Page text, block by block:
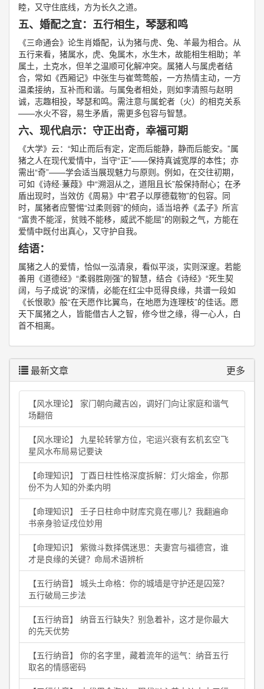
睦，又守住底线，方为长久之道。
五、婚配之宜：五行相生，琴瑟和鸣
《三命通会》论生肖婚配，认为猪与虎、兔、羊最为相合。从
五行来看，猪属水，虎、兔属木，水生木，故能相生相助；羊
属土，土克水，但羊之温顺可化解冲突。属猪人与属虎者结
合，常如《西厢记》中张生与崔莺莺般，一方热情主动，一方
温柔接纳，互补而和谐。与属兔者相处，则如李清照与赵明
诚，志趣相投，琴瑟和鸣。需注意与属蛇者（火）的相克关系
——水火不容，易生矛盾，需更多包容与智慧。
六、现代启示：守正出奇，幸福可期
《大学》云：“知止而后有定，定而后能静，静而后能安。”属
猪之人在现代爱情中，当守“正”——保持真诚宽厚的本性；亦
需出“奇”——学会适当展现魅力与原则。例如，在交往初期，
可如《诗经·蒹葭》中“溯洄从之，道阻且长”般保持耐心；在矛
盾出现时，当效仿《周易》中“君子以厚德载物”的包容。同
时，属猪者应警惕“过柔则弱”的倾向，适当培养《孟子》所言
“富贵不能淫，贫贱不能移，威武不能屈”的刚毅之气，方能在
爱情中既付出真心，又守护自我。
结语：
属猪之人的爱情，恰似一泓清泉，看似平淡，实则深邃。若能
善用《道德经》“柔弱胜刚强”的智慧，结合《诗经》“死生契
阔，与子成说”的深情，必能在红尘中觅得良缘，共谱一段如
《长恨歌》般“在天愿作比翼鸟，在地愿为连理枝”的佳话。愿
天下属猪之人，皆能借古人之智，修今世之缘，得一心人，白
首不相离。
最新文章 更多
【风水理论】 家门朝向藏吉凶，调好门向让家庭和谐气
场翻倍
【风水理论】 九星轮转掌方位，宅运兴衰有玄机玄空飞
星风水布局易记要诀
【命理知识】 丁酉日柱性格深度拆解：灯火熔金，你那
份不为人知的外柔内明
【命理知识】 壬子日柱命中财库究竟在哪儿？我翻遍命
书亲身验证戌位妙用
【命理知识】 紫微斗数择偶迷思：夫妻宫与福德宫，谁
才是良缘的关键？命局术语辨析
【五行纳音】 城头土命格：你的城墙是守护还是囚笼？
五行破局三步法
【五行纳音】 纳音五行缺失？别急着补，这才是你最大
的先天优势
【五行纳音】 你的名字里，藏着流年的运气：纳音五行
取名的情感密码